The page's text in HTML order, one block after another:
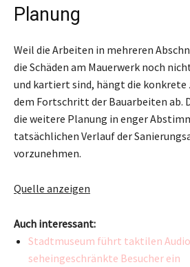
Planung
Weil die Arbeiten in mehreren
die Schäden am Mauerwerk noch
und kartiert sind, hängt die
dem Fortschritt der Bauarbeiten ab.
die weitere Planung in enger
tatsächlichen Verlauf der
vorzunehmen.
Quelle anzeigen
Auch interessant:
Stadtmuseum führt taktilen
seheingeschränkte Besucher ein